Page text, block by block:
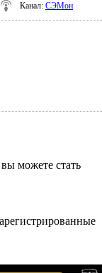
Канал: СЭМон
можете стать